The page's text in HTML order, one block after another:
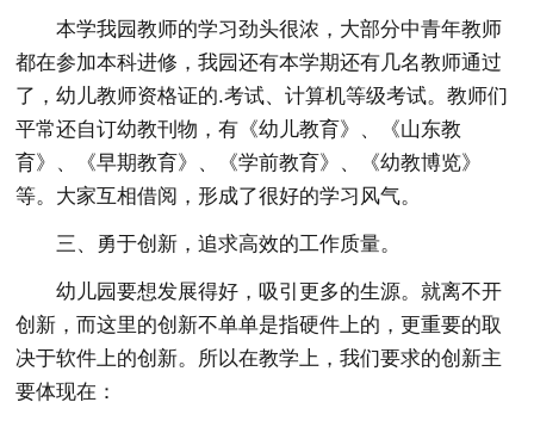
本学我园教师的学习劲头很浓，大部分中青年教师
都在参加本科进修，我园还有本学期还有几名教师通过
了，幼儿教师资格证的.考试、计算机等级考试。教师们
平常还自订幼教刊物，有《幼儿教育》、《山东教
育》、《早期教育》、《学前教育》、《幼教博览》
等。大家互相借阅，形成了很好的学习风气。
三、勇于创新，追求高效的工作质量。
幼儿园要想发展得好，吸引更多的生源。就离不开
创新，而这里的创新不单单是指硬件上的，更重要的取
决于软件上的创新。所以在教学上，我们要求的创新主
要体现在：